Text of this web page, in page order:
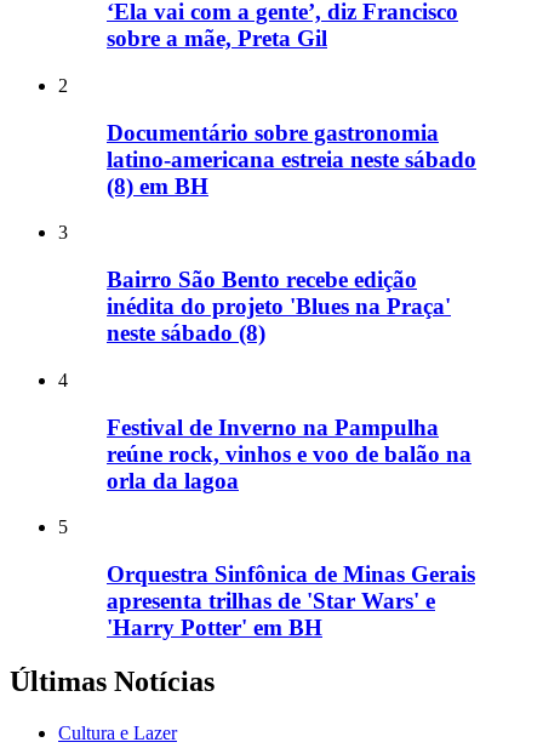
‘Ela vai com a gente’, diz Francisco
sobre a mãe, Preta Gil
2
Documentário sobre gastronomia
latino-americana estreia neste sábado
(8) em BH
3
Bairro São Bento recebe edição
inédita do projeto 'Blues na Praça'
neste sábado (8)
4
Festival de Inverno na Pampulha
reúne rock, vinhos e voo de balão na
orla da lagoa
5
Orquestra Sinfônica de Minas Gerais
apresenta trilhas de 'Star Wars' e
'Harry Potter' em BH
Últimas Notícias
Cultura e Lazer